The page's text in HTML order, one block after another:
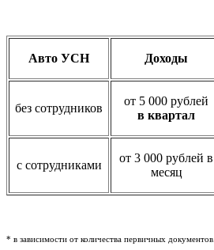
Авто УСН Доходы
без сотрудников
от 5 000 рублей
в квартал
с сотрудниками
от 3 000 рублей в
месяц
* в зависимости от количества первичных документов.